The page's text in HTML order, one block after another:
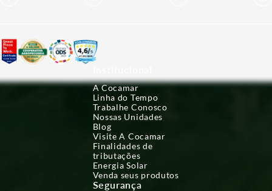
A Cocamar
Linha do Tempo
Trabalhe Conosco
Nossas Unidades
Blog
Visite A Cocamar
Finalidades de
tributações
Energia Solar
Venda seus produtos
Segurança